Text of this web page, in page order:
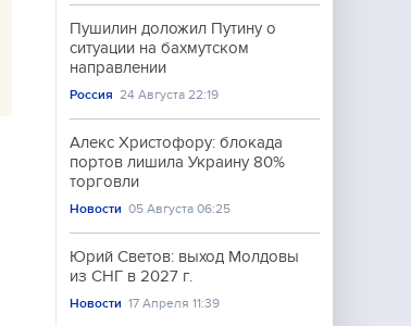
Пушилин доложил Путину о
ситуации на бахмутском
направлении
Россия 24 Августа 22:19
Алекс Христофору: блокада
портов лишила Украину 80%
торговли
Новости 05 Августа 06:25
Юрий Светов: выход Молдовы
из СНГ в 2027 г.
Новости 17 Апреля 11:39